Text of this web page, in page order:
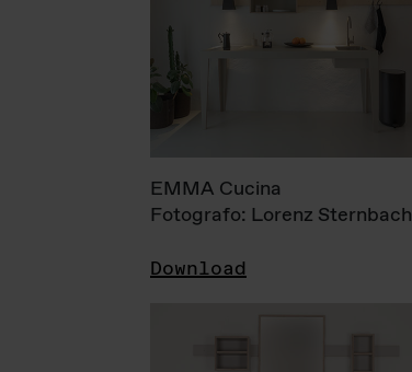
EMMA Cucina
Fotografo: Lorenz Sternbach
Download